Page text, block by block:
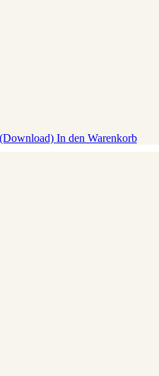
In den Warenkorb